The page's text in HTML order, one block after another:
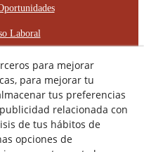
Laboral
los derechos reservados.
para mejorar
para mejorar tu
tus preferencias
relacionada con
de tus hábitos de
opciones de